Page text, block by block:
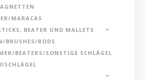
MARACAS
BEATER UND MALLETS
BRUSHES/RODS
BEATERS/SONSTIGE SCHLÄGEL